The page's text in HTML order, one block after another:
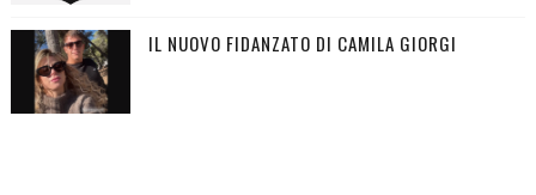
IL NUOVO FIDANZATO DI CAMILA GIORGI